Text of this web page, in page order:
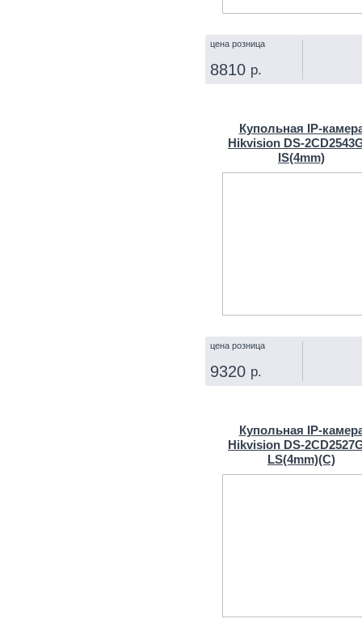
цена розница
8810 р.
Купольная
Hikvision DS-
IS(4mm)
цена розница
9320 р.
Купольная
Hikvision DS-
LS(4mm)(С)